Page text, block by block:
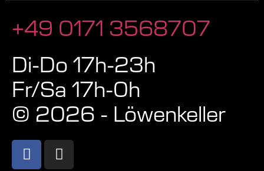
+49 0171 3568707
Di-Do 17h-23h
Fr/Sa 17h-0h
© 2026 - Löwenkeller